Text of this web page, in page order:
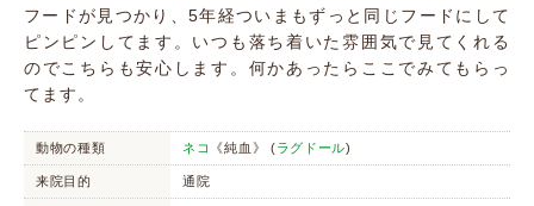
フードが見つかり、5年経ついまもずっと同じフードにして
ピンピンしてます。いつも落ち着いた雰囲気で見てくれる
のでこちらも安心します。何かあったらここでみてもらっ
てます。
動物の種類 ネコ 《純血》 (ラグドール)
来院目的 通院